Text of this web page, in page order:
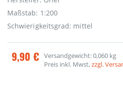
Maßstab: 1:200
Schwierigkeitsgrad: mittel
9,90 € Versandgewicht: 0,060 kg
Preis inkl. Mwst,zzgl.